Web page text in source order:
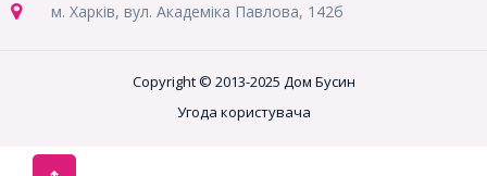
м. Харків, вул. Академіка Павлова, 142б
Copyright © 2013-2025 Дом Бусин
Угода користувача